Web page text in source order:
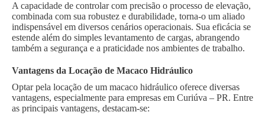
A capacidade de controlar com precisão o processo de elevação,
combinada com sua robustez e durabilidade, torna-o um aliado
indispensável em diversos cenários operacionais. Sua eficácia se
estende além do simples levantamento de cargas, abrangendo
também a segurança e a praticidade nos ambientes de trabalho.
Vantagens da Locação de Macaco Hidráulico
Optar pela locação de um macaco hidráulico oferece diversas
vantagens, especialmente para empresas em Curiúva – PR. Entre
as principais vantagens, destacam-se: